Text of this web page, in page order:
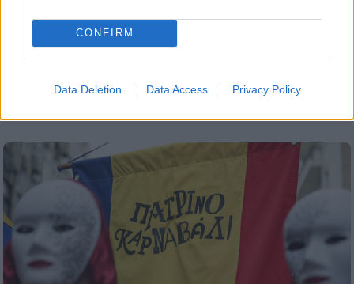
CONFIRM
Data Deletion Data Access Privacy Policy
18.01.2025 22:15
Πάτρα: Σε ξέφρενους ρυθμούς η πόλη -
Δείτε την τελετή έναρξης καρναβαλιού